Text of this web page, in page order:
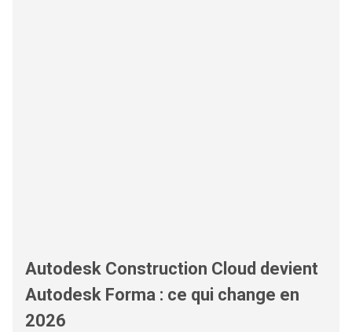
Autodesk Construction Cloud devient
Autodesk Forma : ce qui change en
2026